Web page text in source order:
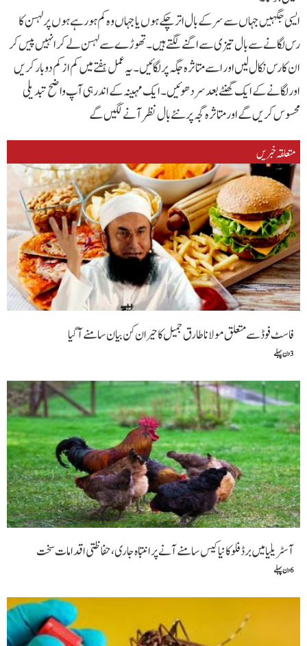
ایسی جگہیں جہاں سے سر کے بال اتر چکے ہوں یا جہاں وہ کم ہورہے ہوں پر لہسن کا
رس لگانے سے بال تیزی سے اگنے لگتے ہیں۔تھوڑے سے لہسن لے کر انہیں پیس کر
ان کا رس نکال لیں اور اسے متاثرہ جگہ پرلگائیں۔یہ عمل ہفتے میں کم از کم دو بار کریں
اور لگانے کے ایک گھنٹے بعد سر دھوئیں۔ایک مہینہ کے اندر ہی آپ واضح تبدیلی
محسوس کریں گے اور متاثرہ گجہ پر نئے بال نظر آنے لگیں گے
متعلقہ خبریں
فاسٹ فوڈ سے متعلق مولانا طارق جمیل کا حیران کن بیان سامنے آگیا
3 دن پہلے
آسٹریلیا میں برڈ فلو کا نیا کیس سامنے آنے پر انتباہ جاری،حفاظتی اقدامات سخت
6 دن پہلے